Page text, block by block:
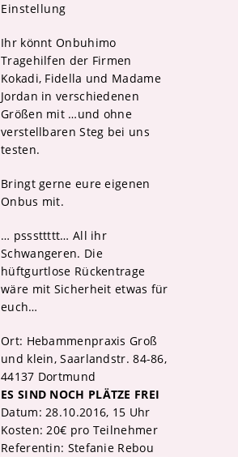
Einstellung
Ihr könnt Onbuhimo
Tragehilfen der Firmen
Kokadi, Fidella und Madame
Jordan in verschiedenen
Größen mit …und ohne
verstellbaren Steg bei uns
testen.
Bringt gerne eure eigenen
Onbus mit.
… psssttttt… All ihr
Schwangeren. Die
hüftgurtlose Rückentrage
wäre mit Sicherheit etwas für
euch…
Ort: Hebammenpraxis Groß
und klein, Saarlandstr. 84-86,
44137 Dortmund
ES SIND NOCH PLÄTZE FREI
Datum: 28.10.2016, 15 Uhr
Kosten: 20€ pro Teilnehmer
Referentin: Stefanie Rebou